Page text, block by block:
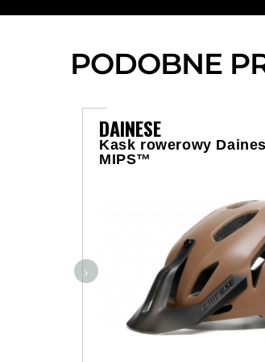
PODOBNE
DAINESE
Kask rowerowy
MIPS™